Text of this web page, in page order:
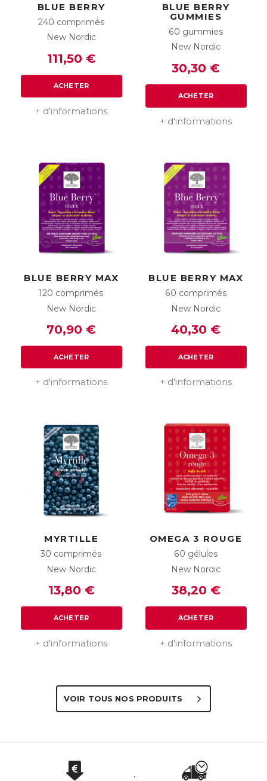
BLUE BERRY
240 comprimés
New Nordic
111,50 €
ACHETER
+ d'informations
BLUE BERRY
GUMMIES
60 gummies
New Nordic
30,30 €
ACHETER
+ d'informations
BLUE BERRY MAX
120 comprimés
New Nordic
70,90 €
ACHETER
+ d'informations
BLUE BERRY MAX
60 comprimés
New Nordic
40,30 €
ACHETER
+ d'informations
MYRTILLE
30 comprimés
New Nordic
13,80 €
ACHETER
+ d'informations
OMEGA 3 ROUGE
60 gélules
New Nordic
38,20 €
ACHETER
+ d'informations
VOIR TOUS NOS PRODUITS